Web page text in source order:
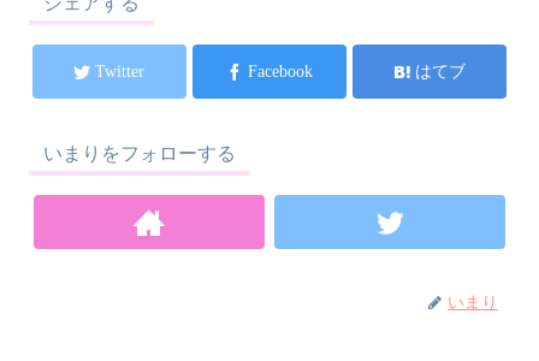
Twitter Facebook はてブ
いまりをフォローする
いまり